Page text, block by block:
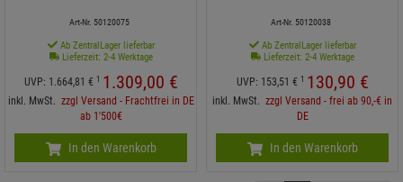
Art-Nr. 50120075
Ab ZentralLager lieferbar
Lieferzeit: 2-4 Werktage
UVP: 1.664,81 € 1 1.309,00 €
inkl. MwSt. zzgl Versand - Frachtfrei in DE
ab 1'500€
In den Warenkorb
Art-Nr. 50120038
Ab ZentralLager lieferbar
Lieferzeit: 2-4 Werktage
UVP: 153,51 € 1 130,90 €
inkl. MwSt. zzgl Versand - frei ab 90,-€ in
DE
In den Warenkorb